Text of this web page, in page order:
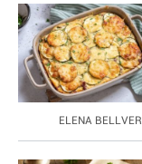
ELENA BELLVER